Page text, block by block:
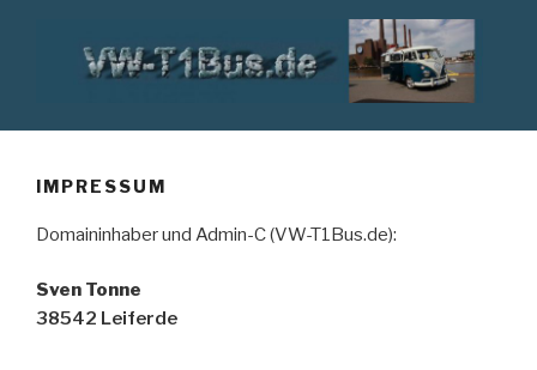
VW T1 BUS
IMPRESSUM
Domaininhaber und Admin-C (VW-T1Bus.de):
Sven Tonne
38542 Leiferde